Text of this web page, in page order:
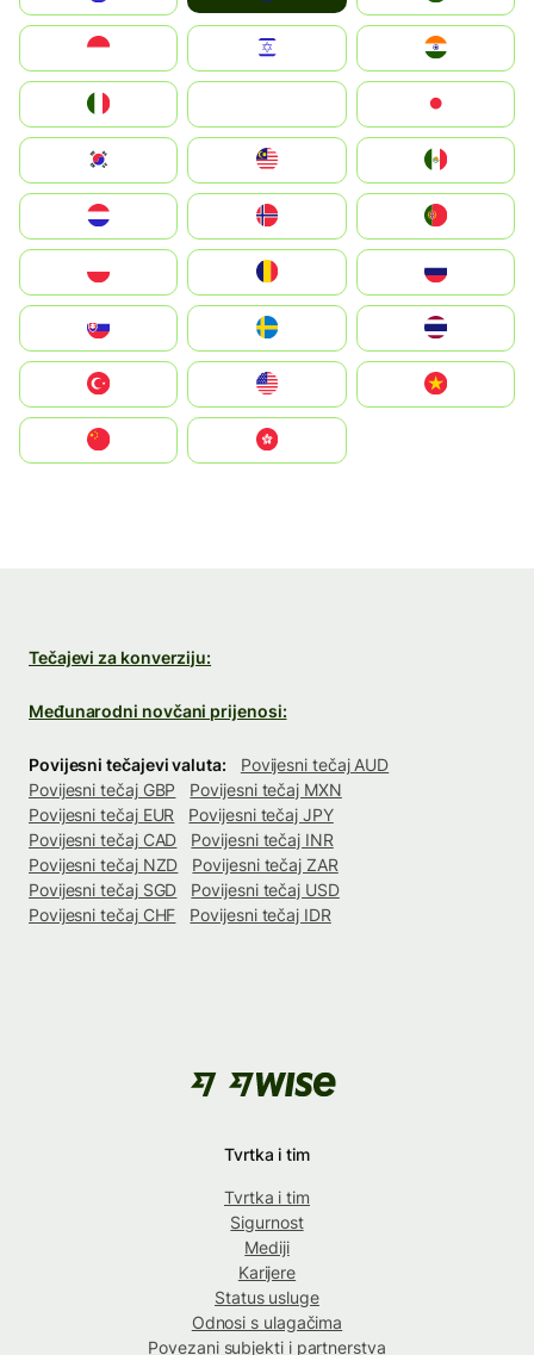
South Korea
United States
中國香港特別行政區
Tečajevi za konverziju:
Međunarodni novčani prijenosi:
Povijesni tečajevi valuta:
Povijesni tečaj AUD
Povijesni tečaj GBP
Povijesni tečaj MXN
Povijesni tečaj EUR
Povijesni tečaj JPY
Povijesni tečaj CAD
Povijesni tečaj INR
Povijesni tečaj NZD
Povijesni tečaj ZAR
Povijesni tečaj SGD
Povijesni tečaj USD
Povijesni tečaj CHF
Povijesni tečaj IDR
Tvrtka i tim
Tvrtka i tim
Sigurnost
Mediji
Karijere
Status usluge
Odnosi s ulagačima
Povezani subjekti i partnerstva